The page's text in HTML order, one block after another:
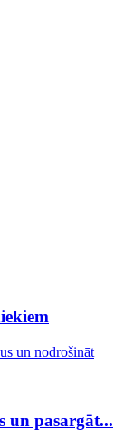
un pasargāt...